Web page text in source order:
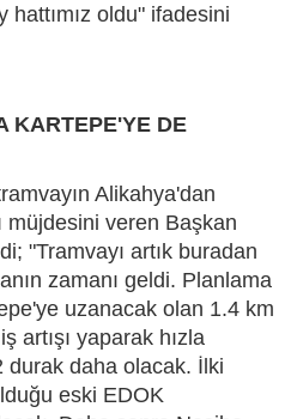
oldu" ifadesini
KARTEPE'YE DE
Alikahya'dan
müjdesini veren Başkan
"Tramvayı artık buradan
zamanı geldi. Planlama
uzanacak olan 1.4 km
artışı yaparak hızla
durak daha olacak. İlki
eski EDOK